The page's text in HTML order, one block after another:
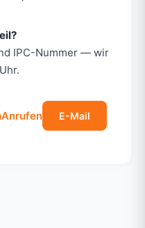
IPC-Nummer — wir
Anrufen E-Mail